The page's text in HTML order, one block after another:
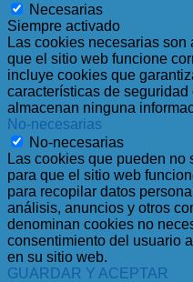
Necesarias
Siempre activado
Las cookies necesarias
que el sitio web funcione
incluye cookies que
características de
almacenan ninguna
No-necesarias
No-necesarias
Las cookies que pueden
para que el sitio web
para recopilar datos
análisis, anuncios y otros
denominan cookies no
consentimiento del usuario
en su sitio web.
GUARDAR Y ACEPTAR